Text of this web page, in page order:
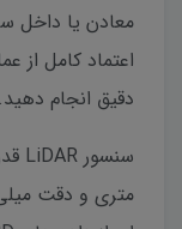
معادن یا داخل
اعتماد کامل از
دقیق انجام دهید.
متری و دقت